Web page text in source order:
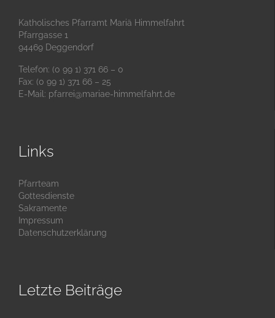
Katholisches Pfarramt Mariä Himmelfahrt
Pfarrgasse 1
94469 Deggendorf
Telefon: (0 99 1) 371 66 – 0
Fax: (0 99 1) 371 66 – 25
E-Mail: pfarrei@mariae-himmelfahrt.de
Links
Pfarrteam
Gottesdienste
Sakramente
Impressum
Datenschutzerklärung
Letzte Beiträge